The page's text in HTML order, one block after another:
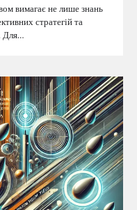
вимагає не лише знань
стратегій та
Для…